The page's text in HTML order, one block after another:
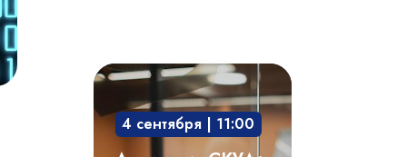
Академия
СКУД:
мобильный
доступ,
4 сентября | 11:00